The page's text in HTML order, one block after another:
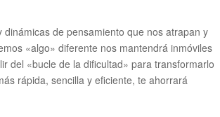
de pensamiento que nos atrapan y
«algo» diferente nos mantendrá inmóviles
del «bucle de la dificultad» para transformarlo
rápida, sencilla y eficiente, te ahorrará